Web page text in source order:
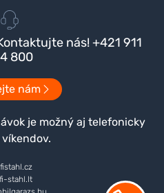
nás! +421 911
800
nám
je možný aj telefonicky
stahl.lt